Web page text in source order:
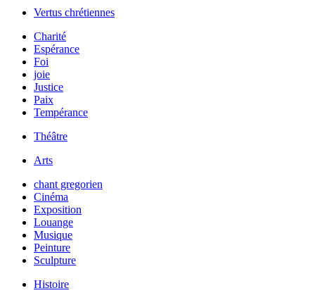
Vertus chrétiennes
Charité
Espérance
Foi
joie
Justice
Paix
Tempérance
Théâtre
Arts
chant gregorien
Cinéma
Exposition
Louange
Musique
Peinture
Sculpture
Histoire